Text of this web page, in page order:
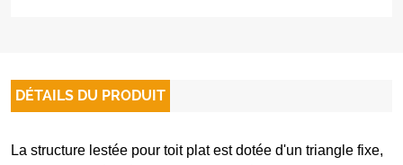
DÉTAILS DU PRODUIT
La structure lestée pour toit plat est dotée d'un triangle fixe,